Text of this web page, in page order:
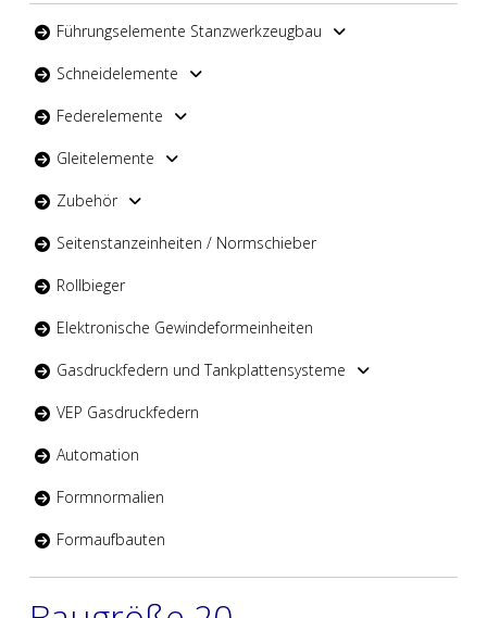
Führungselemente Stanzwerkzeugbau
Schneidelemente
Federelemente
Gleitelemente
Zubehör
Seitenstanzeinheiten / Normschieber
Rollbieger
Elektronische Gewindeformeinheiten
Gasdruckfedern und Tankplattensysteme
VEP Gasdruckfedern
Automation
Formnormalien
Formaufbauten